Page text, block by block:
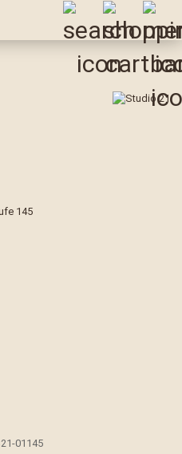
01145